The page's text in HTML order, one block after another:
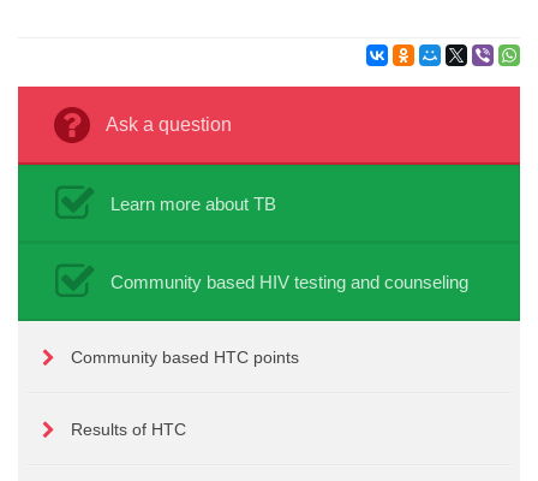
Ask a question
Learn more about TB
Community based HIV testing and counseling
Community based HTC points
Results of HTC